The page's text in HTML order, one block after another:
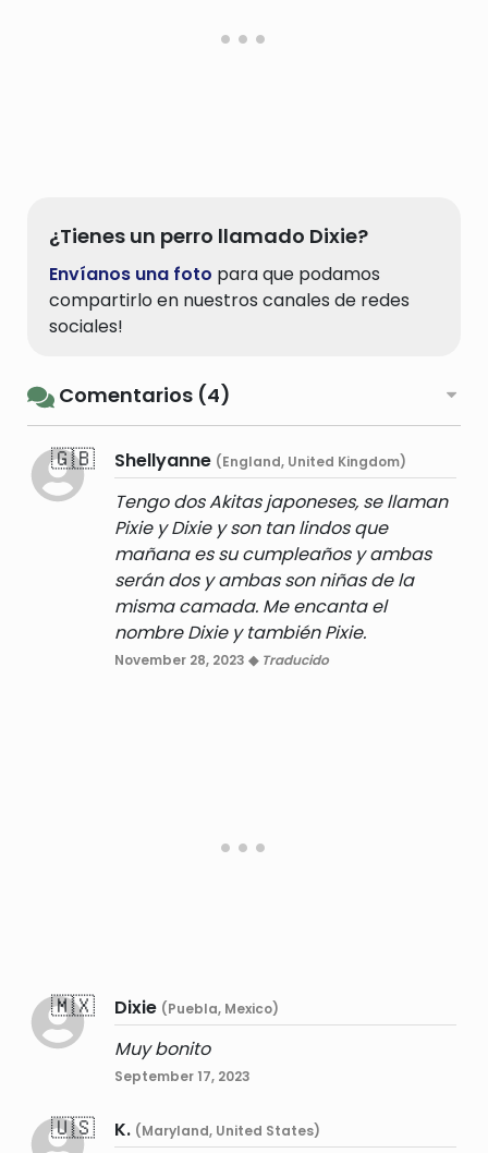
¿Tienes un perro llamado Dixie?
Envíanos una foto para que podamos
compartirlo en nuestros canales de redes
sociales!
Comentarios (4)
🇬🇧 Shellyanne (England, United Kingdom)
Tengo dos Akitas japoneses, se llaman
Pixie y Dixie y son tan lindos que
mañana es su cumpleaños y ambas
serán dos y ambas son niñas de la
misma camada. Me encanta el
nombre Dixie y también Pixie.
November 28, 2023 ◆ Traducido
🇲🇽 Dixie (Puebla, Mexico)
Muy bonito
September 17, 2023
🇺🇸 K. (Maryland, United States)